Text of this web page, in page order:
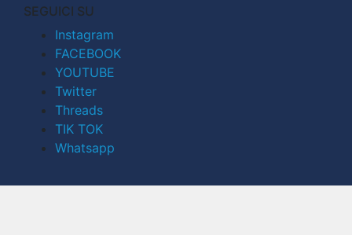
SEGUICI SU
Instagram
FACEBOOK
YOUTUBE
Twitter
Threads
TIK TOK
Whatsapp